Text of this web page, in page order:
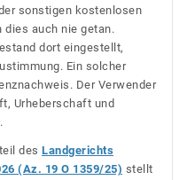
sonstigen kostenlosen
dies auch nie getan.
dort eingestellt,
Ein solcher
Der Verwender
Urheberschaft und
des Landgerichts
(Az. 19 O 1359/25) stellt